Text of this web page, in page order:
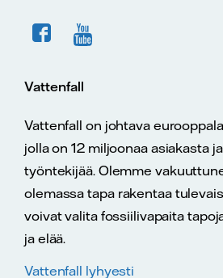
Vattenfall
Vattenfall on johtava
jolla on 12 miljoonaa asiakasta
työntekijää. Olemme
olemassa tapa rakentaa
voivat valita fossiilivapaita
ja elää.
Vattenfall lyhyesti